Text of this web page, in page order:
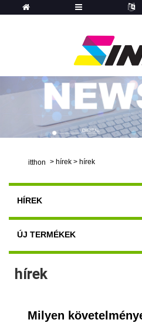
itthon > hírek > hírek
HÍREK
ÚJ TERMÉKEK
hírek
Milyen